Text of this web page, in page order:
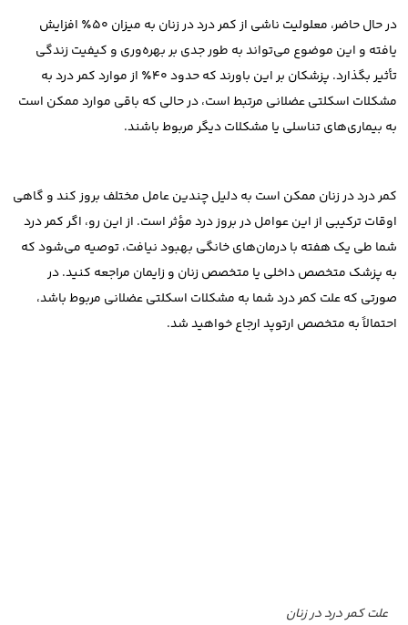
در حال حاضر، معلولیت ناشی از کمر درد در زنان به میزان ۵۰٪ افزایش
یافته و این موضوع می‌تواند به طور جدی بر بهره‌وری و کیفیت زندگی
تأثیر بگذارد. پزشکان بر این باورند که حدود ۴۰٪ از موارد کمر درد به
مشکلات اسکلتی عضلانی مرتبط است، در حالی که باقی موارد ممکن است
به بیماری‌های تناسلی یا مشکلات دیگر مربوط باشند.
کمر درد در زنان ممکن است به دلیل چندین عامل مختلف بروز کند و گاهی
اوقات ترکیبی از این عوامل در بروز درد مؤثر است. از این رو، اگر کمر درد
شما طی یک هفته با درمان‌های خانگی بهبود نیافت، توصیه می‌شود که
به پزشک متخصص داخلی یا متخصص زنان و زایمان مراجعه کنید. در
صورتی که علت کمر درد شما به مشکلات اسکلتی عضلانی مربوط باشد،
احتمالاً به متخصص ارتوپد ارجاع خواهید شد.
علت کمر درد در زنان